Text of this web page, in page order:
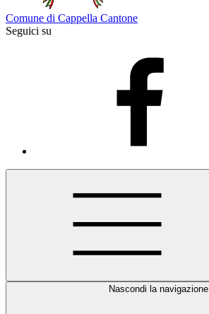
Comune di Cappella Cantone
Seguici su
Nascondi la navigazione